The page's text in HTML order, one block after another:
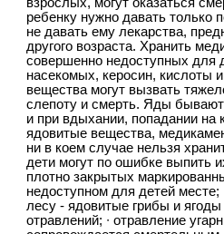
ребенку нужно давать только
не давать ему лекарства,
другого возраста. Хранить
совершенно недоступных для
насекомых, керосин, кислоты
вещества могут вызвать
слепоту и смерть. Яды бывают
и при вдыхании, попадании на
ядовитые вещества,
ни в коем случае нельзя
дети могут по ошибке выпить
плотно закрытых
недоступном для детей месте;
лесу - ядовитые грибы и
отравлений; ∙ отравление